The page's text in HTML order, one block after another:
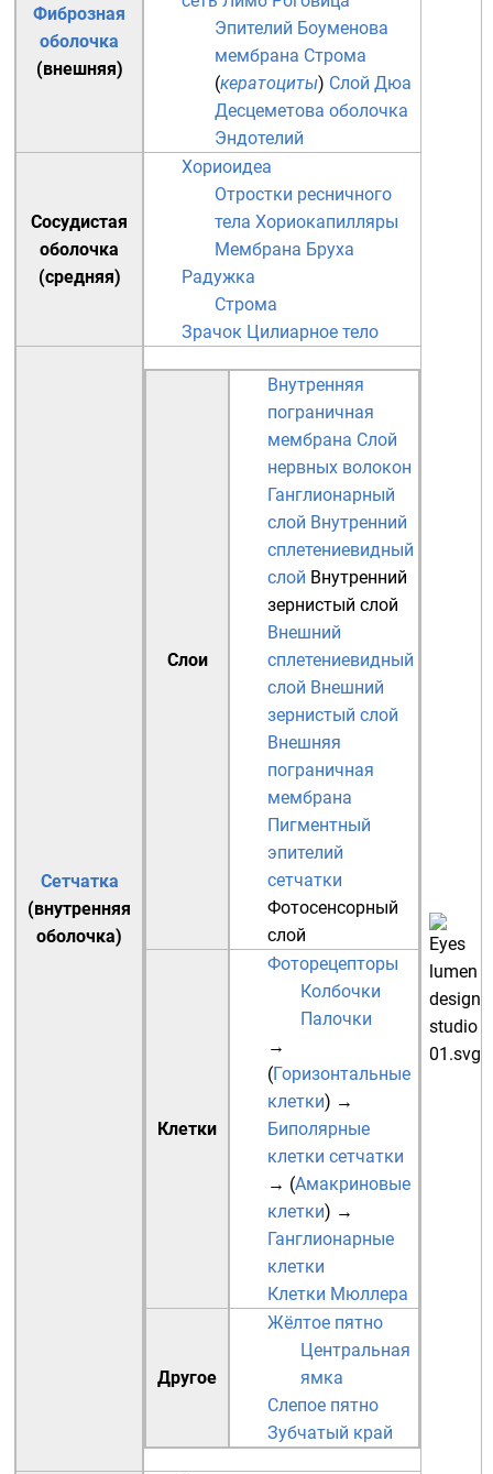
Фиброзная
оболочка
(внешняя)
Эпителий Боуменова
мембрана Строма
(кератоциты) Слой Дюа
Десцеметова оболочка
Эндотелий
Сосудистая
оболочка
(средняя)
Хориоидеа
Отростки ресничного
тела Хориокапилляры
Мембрана Бруха
Радужка
Строма
Зрачок Цилиарное тело
Сетчатка
(внутренняя
оболочка)
Слои
Внутренняя
пограничная
мембрана Слой
нервных волокон
Ганглионарный
слой Внутренний
сплетениевидный
слой Внутренний
зернистый слой
Внешний
сплетениевидный
слой Внешний
зернистый слой
Внешняя
пограничная
мембрана
Пигментный
эпителий
сетчатки
Фотосенсорный
слой
Клетки
Фоторецепторы
Колбочки
Палочки
→
(Горизонтальные
клетки) →
Биполярные
клетки сетчатки
→ (Амакриновые
клетки) →
Ганглионарные
клетки
Клетки Мюллера
Другое
Жёлтое пятно
Центральная
ямка
Слепое пятно
Зубчатый край